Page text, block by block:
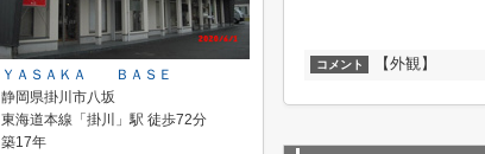
コメント 【外観】
ＹＡＳＡＫＡ ＢＡＳＥ
静岡県掛川市八坂
東海道本線「掛川」駅 徒歩72分
築17年